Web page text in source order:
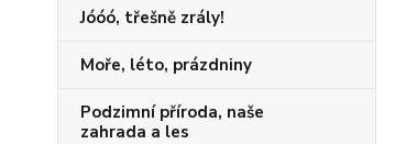
Jóóó, třešně zrály!
Moře, léto, prázdniny
Podzimní příroda, naše
zahrada a les